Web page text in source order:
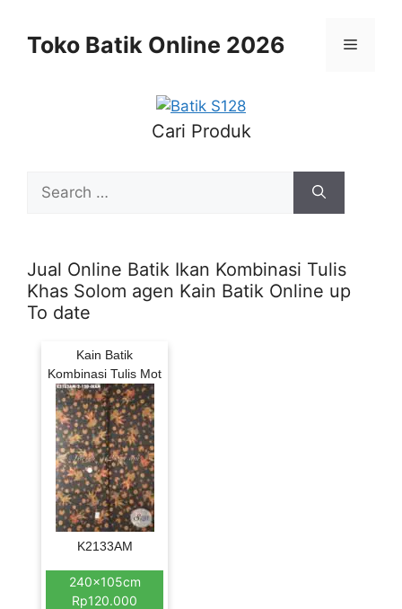
contentToko Batik Online 2026 Menu
Cari Produk
for:
Jual Online Batik Ikan Kombinasi Tulis
Khas Solom agen Kain Batik Online up
To date
Kain Batik
Kombinasi Tulis Mot
K2133AM
240x105cm
Rp120.000